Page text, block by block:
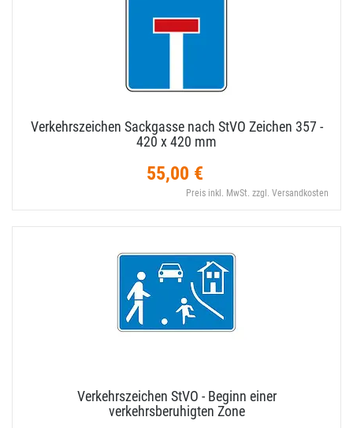
Verkehrszeichen Sackgasse nach StVO Zeichen 357 -
420 x 420 mm
55,00 €
Preis inkl. MwSt. zzgl. Versandkosten
Verkehrszeichen StVO - Beginn einer
verkehrsberuhigten Zone